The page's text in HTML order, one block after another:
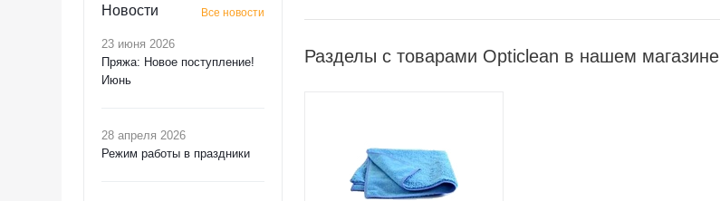
Новости Все новости
23 июня 2026
Пряжа: Новое поступление!
Июнь
28 апреля 2026
Режим работы в праздники
Разделы с товарами Opticlean в нашем магазине